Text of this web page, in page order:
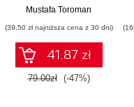
Implementacja,
zarządzanie
ważnymi usługami i
komponentami
IaaS/PaaS
Mustafa Toroman
(39,50 zł najniższa cena z 30 dni)
41.87 zł
79.00zł (-47%)